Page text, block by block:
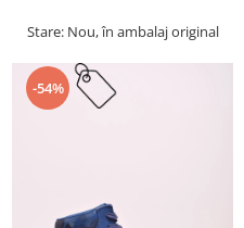
Stare: Nou, în ambalaj original
-54%